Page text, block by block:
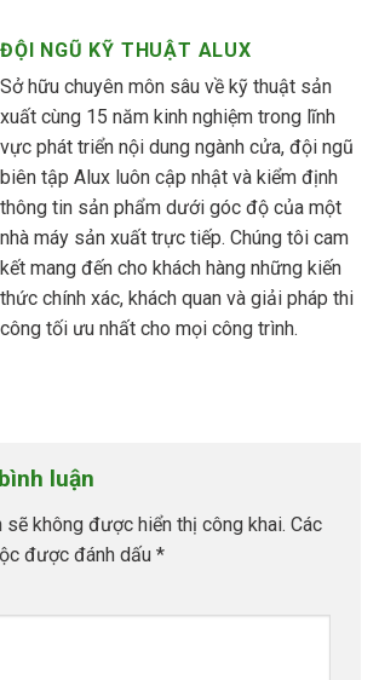
ĐỘI NGŨ KỸ THUẬT ALUX
Sở hữu chuyên môn sâu về kỹ thuật sản
xuất cùng 15 năm kinh nghiệm trong lĩnh
vực phát triển nội dung ngành cửa, đội ngũ
biên tập Alux luôn cập nhật và kiểm định
thông tin sản phẩm dưới góc độ của một
nhà máy sản xuất trực tiếp. Chúng tôi cam
kết mang đến cho khách hàng những kiến
thức chính xác, khách quan và giải pháp thi
công tối ưu nhất cho mọi công trình.
luận
sẽ không được hiển thị công khai. Các
được đánh dấu *